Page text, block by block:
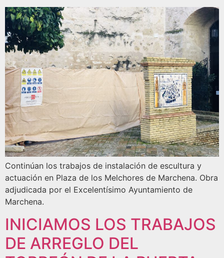
Continúan los trabajos de instalación de escultura y
actuación en Plaza de los Melchores de Marchena. Obra
adjudicada por el Excelentísimo Ayuntamiento de
Marchena.
INICIAMOS LOS TRABAJOS
DE ARREGLO DEL